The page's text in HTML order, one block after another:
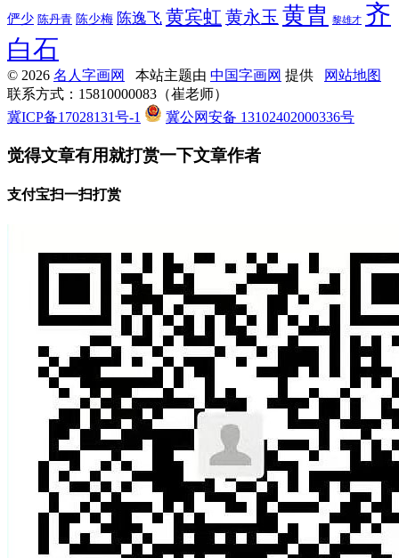
俨少 陈丹青 陈少梅 陈逸飞 黄宾虹 黄永玉 黄胄 黎雄才 齐
白石
© 2026 名人字画网 本站主题由 中国字画网 提供
网站地图
联系方式：15810000083（崔老师）
冀ICP备17028131号-1
冀公网安备 13102402000336号
觉得文章有用就打赏一下文章作者
支付宝扫一扫打赏